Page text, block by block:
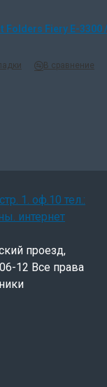
Folders Fiery E-3300
В сравнение
проезд,
12 Все права